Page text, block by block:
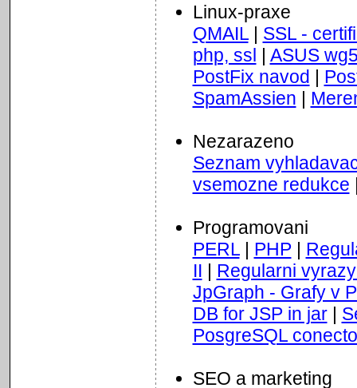
Linux-praxe
QMAIL| SSL -
php, ssl | ASUS
PostFix navod |
SpamAssien |
Nezarazeno
Seznam
vsemozne redukce
Programovani
PERL| PHP|
II | Regularni
JpGraph - Grafy v
DB for JSP in jar|
PosgreSQL
SEO a marketing